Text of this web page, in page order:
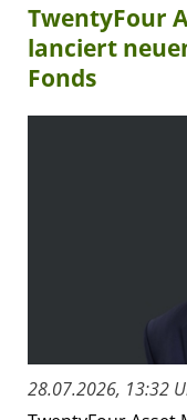
TwentyFour
lanciert
Fonds
28.07.2026, 13:32